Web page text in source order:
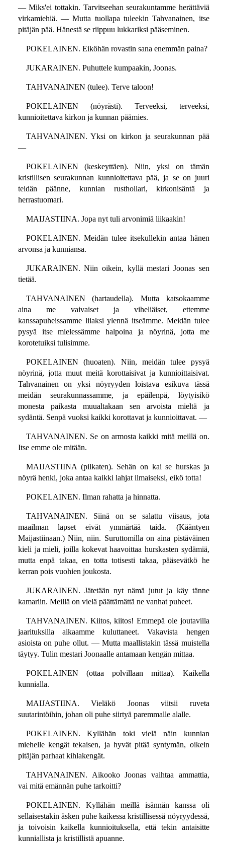
— Miks'ei tottakin. Tarvitseehan seurakuntamme herättäviä
virkamiehiä. — Mutta tuollapa tuleekin Tahvanainen, itse
pitäjän pää. Hänestä se riippuu lukkariksi pääseminen.
POKELAINEN. Eiköhän rovastin sana enemmän paina?
JUKARAINEN. Puhuttele kumpaakin, Joonas.
TAHVANAINEN (tulee). Terve taloon!
POKELAINEN (nöyrästi). Terveeksi, terveeksi,
kunnioitettava kirkon ja kunnan päämies.
TAHVANAINEN. Yksi on kirkon ja seurakunnan pää
—
POKELAINEN (keskeyttäen). Niin, yksi on tämän
kristillisen seurakunnan kunnioitettava pää, ja se on juuri
teidän päänne, kunnian rusthollari, kirkonisäntä ja
herrastuomari.
MAIJASTIINA. Jopa nyt tuli arvonimiä liikaakin!
POKELAINEN. Meidän tulee itsekullekin antaa hänen
arvonsa ja kunniansa.
JUKARAINEN. Niin oikein, kyllä mestari Joonas sen
tietää.
TAHVANAINEN (hartaudella). Mutta katsokaamme
aina me vaivaiset ja viheliäiset, ettemme
kanssapuheissamme liiaksi ylennä itseämme. Meidän tulee
pysyä itse mielessämme halpoina ja nöyrinä, jotta me
korotetuiksi tulisimme.
POKELAINEN (huoaten). Niin, meidän tulee pysyä
nöyrinä, jotta muut meitä korottaisivat ja kunnioittaisivat.
Tahvanainen on yksi nöyryyden loistava esikuva tässä
meidän seurakunnassamme, ja epäilenpä, löytyisikö
monesta paikasta muualtakaan sen arvoista mieltä ja
sydäntä. Senpä vuoksi kaikki korottavat ja kunnioittavat. —
TAHVANAINEN. Se on armosta kaikki mitä meillä on.
Itse emme ole mitään.
MAIJASTIINA (pilkaten). Sehän on kai se hurskas ja
nöyrä henki, joka antaa kaikki lahjat ilmaiseksi, eikö totta!
POKELAINEN. Ilman rahatta ja hinnatta.
TAHVANAINEN. Siinä on se salattu viisaus, jota
maailman lapset eivät ymmärtää taida. (Kääntyen
Maijastiinaan.) Niin, niin. Suruttomilla on aina pistäväinen
kieli ja mieli, joilla kokevat haavoittaa hurskasten sydämiä,
mutta enpä takaa, en totta totisesti takaa, pääsevätkö he
kerran pois vuohien joukosta.
JUKARAINEN. Jätetään nyt nämä jutut ja käy tänne
kamariin. Meillä on vielä päättämättä ne vanhat puheet.
TAHVANAINEN. Kiitos, kiitos! Emmepä ole joutavilla
jaarituksilla aikaamme kuluttaneet. Vakavista hengen
asioista on puhe ollut. — Mutta maallistakin tässä muistella
täytyy. Tulin mestari Joonaalle antamaan kengän mittaa.
POKELAINEN (ottaa polvillaan mittaa). Kaikella
kunnialla.
MAIJASTIINA. Vieläkö Joonas viitsii ruveta
suutarintöihin, johan oli puhe siirtyä paremmalle alalle.
POKELAINEN. Kyllähän toki vielä näin kunnian
miehelle kengät tekaisen, ja hyvät pitää syntymän, oikein
pitäjän parhaat kihlakengät.
TAHVANAINEN. Aikooko Joonas vaihtaa ammattia,
vai mitä emännän puhe tarkoitti?
POKELAINEN. Kyllähän meillä isännän kanssa oli
sellaisestakin äsken puhe kaikessa kristillisessä nöyryydessä,
ja toivoisin kaikella kunnioituksella, että tekin antaisitte
kunniallista ja kristillistä apuanne.